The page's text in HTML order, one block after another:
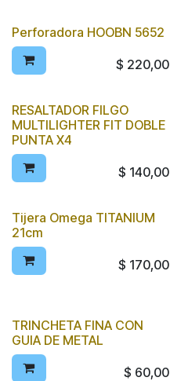
Perforadora HOOBN 5652
$ 220,00
RESALTADOR FILGO
MULTILIGHTER FIT DOBLE
PUNTA X4
$ 140,00
Tijera Omega TITANIUM
21cm
$ 170,00
TRINCHETA FINA CON
GUIA DE METAL
$ 60,00